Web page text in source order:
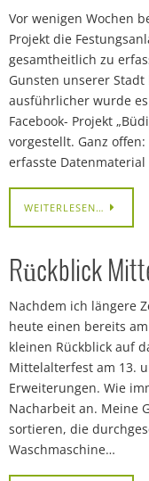
Vor wenigen Wochen
Projekt die
gesamtheitlich zu
Gunsten unserer
ausführlicher wurde
Facebook- Projekt
vorgestellt. Ganz
erfasste
WEITERLESEN…
Rückblick
Nachdem ich längere
heute einen bereits
kleinen Rückblick auf
Mittelalterfest am 13.
Erweiterungen. Wie
Nacharbeit an. Meine
sortieren, die
Waschmaschine…